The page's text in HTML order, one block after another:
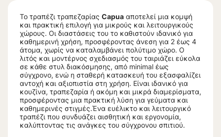
Το τραπέζι τραπεζαρίας Capua αποτελεί μια κομψή
και πρακτική επιλογή για μικρούς και λειτουργικούς
χώρους. Οι διαστάσεις του το καθιστούν ιδανικό για
καθημερινή χρήση, προσφέροντας άνεση για 2 έως 4
άτομα, χωρίς να καταλαμβάνει πολύτιμο χώρο. Ο
λιτός και μοντέρνος σχεδιασμός του ταιριάζει εύκολα
σε κάθε στυλ διακόσμησης, από minimal έως
σύγχρονο, ενώ η σταθερή κατασκευή του εξασφαλίζει
αντοχή και αξιοπιστία στη χρήση. Είναι ιδανικό για
κουζίνα, τραπεζαρία ή ακόμη και μικρά διαμερίσματα,
προσφέροντας μια πρακτική λύση για γεύματα και
καθημερινές στιγμές.Ένα ευέλικτο και λειτουργικό
τραπέζι που συνδυάζει αισθητική και εργονομία,
καλύπτοντας τις ανάγκες του σύγχρονου σπιτιού.